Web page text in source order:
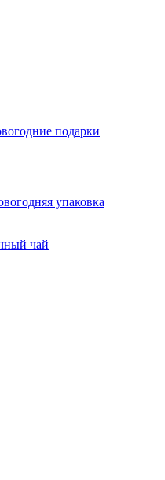
подарки
упаковка
чай